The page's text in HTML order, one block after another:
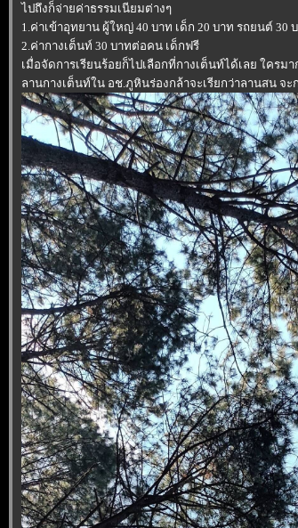
ไปถึงก็จ่ายค่าธรรมเนียมต่างๆ
1.ค่าเข้าอุทยาน ผู้ใหญ่ 40 บาท เด็ก 20 บาท รถยนต์
2.ค่ากางเต็นท์ 30 บาทต่อคน เด็กฟรี
เมื่อจัดการเรียนร้อยก็ไปเลือกที่กางเต็นท์ได้เลย ใครม
ลานกางเต็นท์ใน อช.ภูหินร่องกล้าจะเรียกว่าลานสน จ